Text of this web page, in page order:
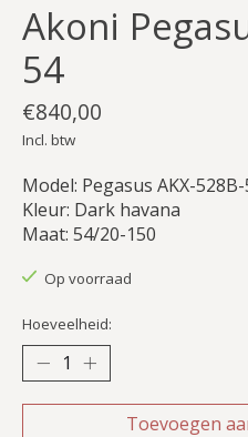
Akoni
54
€840,00
Incl. btw
Model: Pegasus AKX-
Kleur: Dark havana
Maat: 54/20-150
Op voorraad
Hoeveelheid:
Toevoegen